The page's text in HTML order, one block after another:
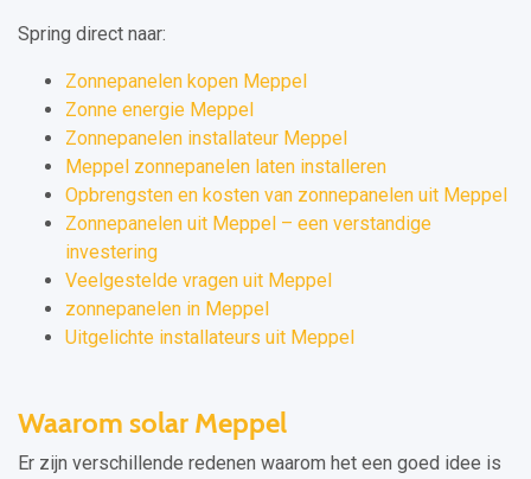
Spring direct naar:
Zonnepanelen kopen Meppel
Zonne energie Meppel
Zonnepanelen installateur Meppel
Meppel zonnepanelen laten installeren
Opbrengsten en kosten van zonnepanelen uit Meppel
Zonnepanelen uit Meppel – een verstandige
investering
Veelgestelde vragen uit Meppel
zonnepanelen in Meppel
Uitgelichte installateurs uit Meppel
Waarom solar Meppel
Er zijn verschillende redenen waarom het een goed idee is